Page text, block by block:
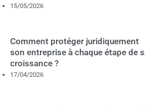
15/05/2026
Comment protéger juridiquement
son entreprise à chaque étape de
croissance ?
17/04/2026